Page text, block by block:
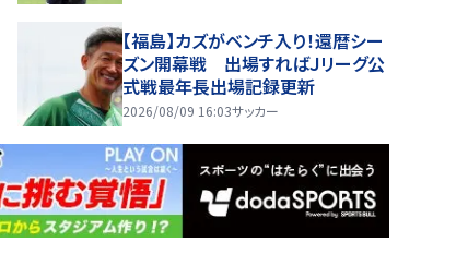
【福島】カズがベンチ入り！還暦シー
ズン開幕戦 出場すればＪリーグ公
式戦最年長出場記録更新
2026/08/09 16:03サッカー